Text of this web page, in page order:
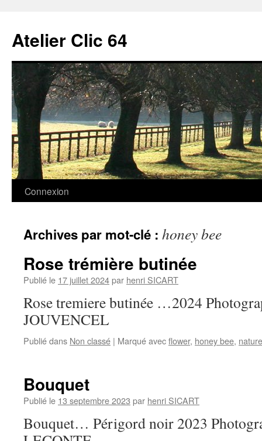
contenu
Atelier Clic 64
Connexion
Archives par mot-clé : honey bee
Rose trémière butinée
Publié le 17 juillet 2024par henri SICART
Rose tremiere butinée …2024
JOUVENCEL
Publié dans Non classé | Marqué avecflower, honey bee, nature
Bouquet
Publié le 13 septembre 2023 par henri SICART
Bouquet… Périgord noir 2023